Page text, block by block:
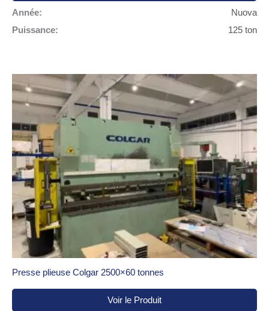
Année:
Nuova
Puissance:
125 ton
Presse plieuse Colgar 2500×60 tonnes
Voir le Produit